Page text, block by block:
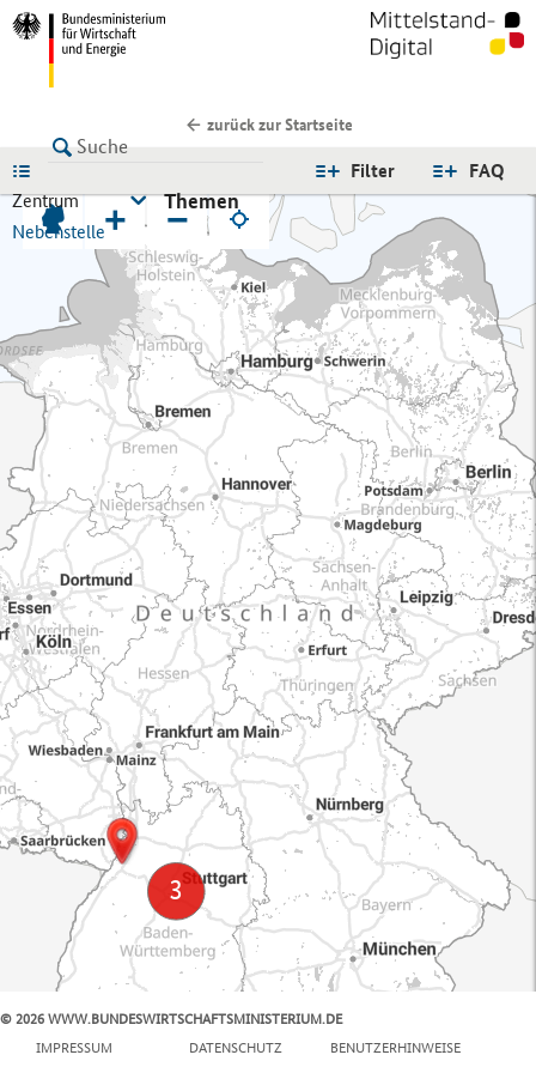
zurück zur Startseite
FAQ
Filter
Zentrum
Nebenstelle
Themen
+ −
© 2026 WWW.BUNDESWIRTSCHAFTSMINISTERIUM.DE
IMPRESSUM
DATENSCHUTZ BENUTZERHINWEISE